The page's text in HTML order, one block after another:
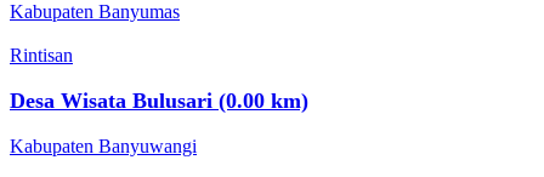
Kabupaten Banyumas
Rintisan
Desa Wisata Bulusari (0.00 km)
Kabupaten Banyuwangi